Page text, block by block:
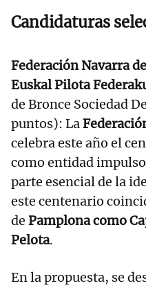
Candidaturas
Federación Navarra
Euskal Pilota
de Bronce Sociedad
puntos): La
celebra este año el
como entidad
parte esencial de la
este centenario
de Pamplona como
Pelota.
En la propuesta, se